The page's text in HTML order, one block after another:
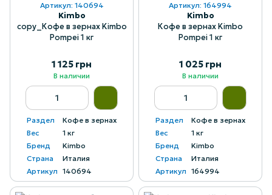
Артикул: 140694
Kimbo
copy_Кофе в зернах Kimbo
Pompei 1 кг
1 125 грн
В наличии
Раздел
Кофе в зернах
Вес
1 кг
Бренд
Kimbo
Страна
Италия
Артикул 140694
Артикул: 164994
Kimbo
Кофе в зернах Kimbo
Pompei 1 кг
1 025 грн
В наличии
Раздел
Кофе в зернах
Вес
1 кг
Бренд
Kimbo
Страна
Италия
Артикул 164994